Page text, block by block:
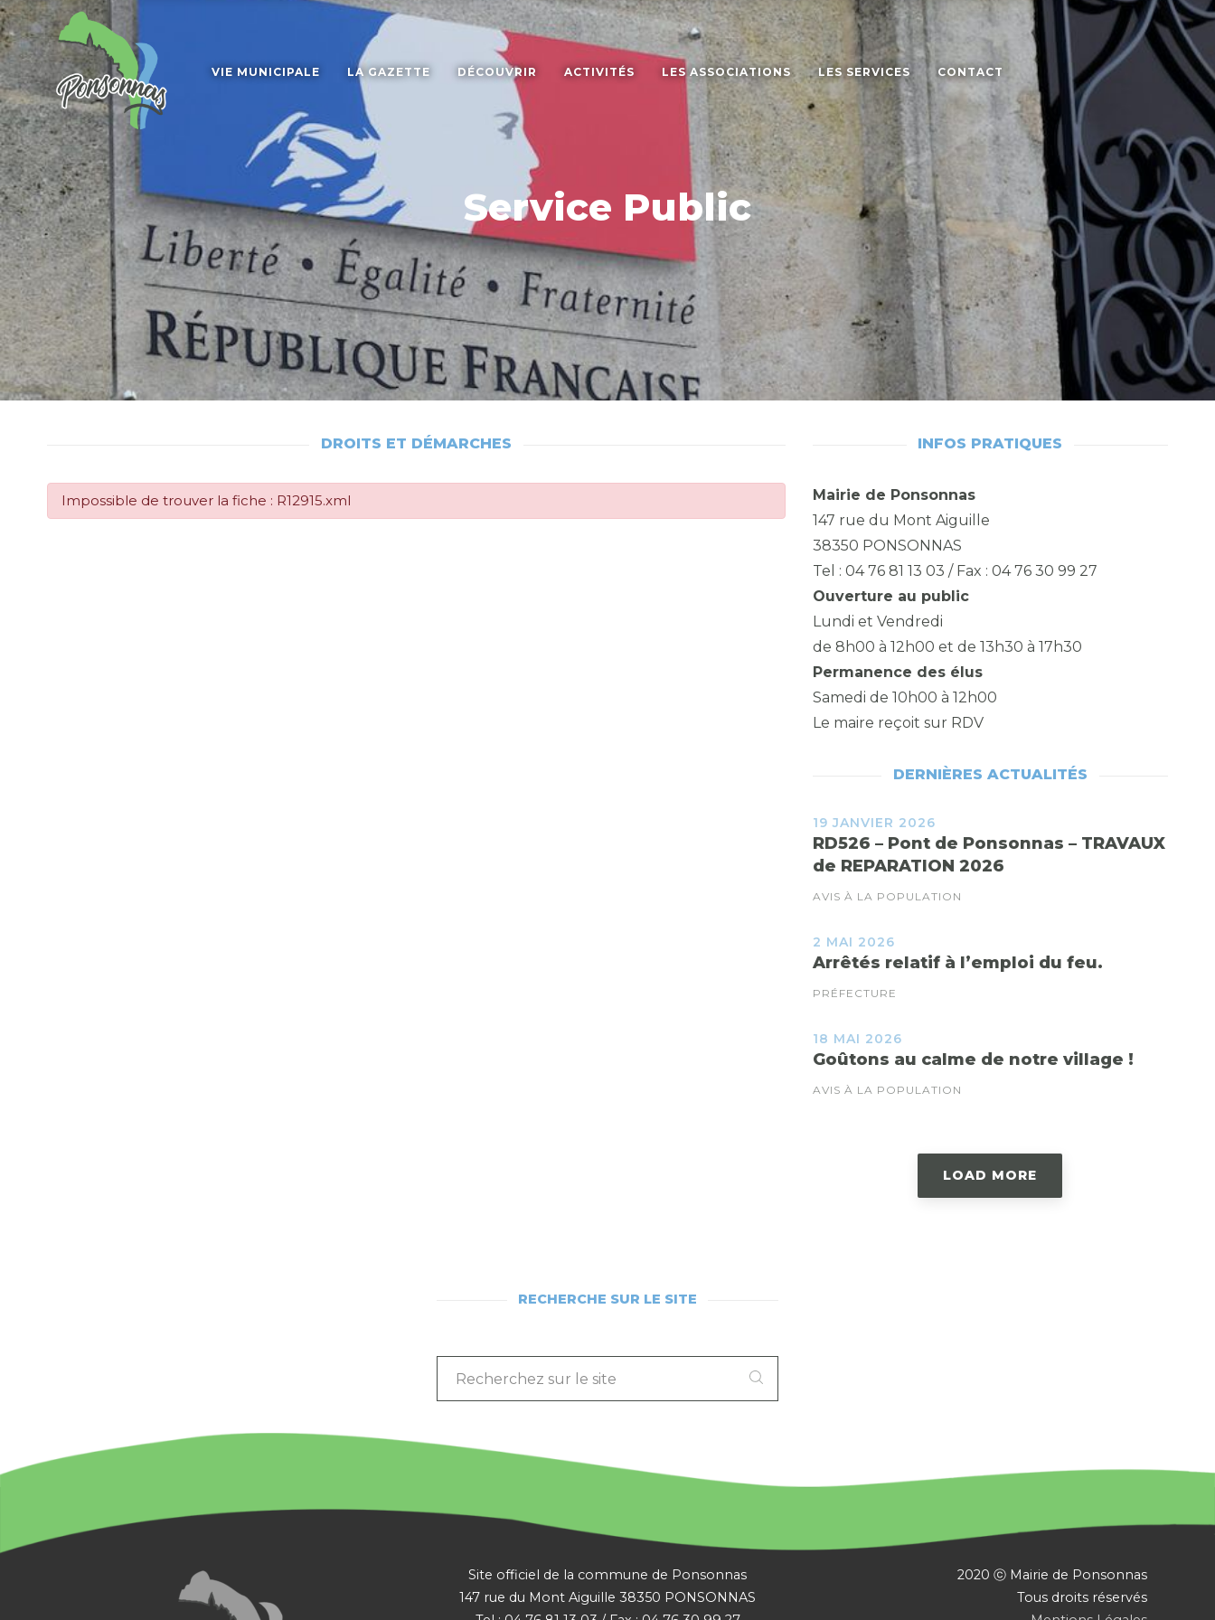
VIE MUNICIPALE LA GAZETTE DÉCOUVRIR ACTIVITÉS LES ASSOCIATIONS LES SERVICES CONTACT
Service Public
DROITS ET DÉMARCHES
Impossible de trouver la fiche : R12915.xml
INFOS PRATIQUES
Mairie de Ponsonnas
147 rue du Mont Aiguille
38350 PONSONNAS
Tel : 04 76 81 13 03 / Fax : 04 76 30 99 27
Ouverture au public
Lundi et Vendredi
de 8h00 à 12h00 et de 13h30 à 17h30
Permanence des élus
Samedi de 10h00 à 12h00
Le maire reçoit sur RDV
DERNIÈRES ACTUALITÉS
19 JANVIER 2026
RD526 – Pont de Ponsonnas – TRAVAUX
de REPARATION 2026
AVIS À LA POPULATION
2 MAI 2026
Arrêtés relatif à l’emploi du feu.
PRÉFECTURE
18 MAI 2026
Goûtons au calme de notre village !
AVIS À LA POPULATION
LOAD MORE
RECHERCHE SUR LE SITE
RECHERCHEZ
SUR
SITE
Site officiel de la commune de Ponsonnas
147 rue du Mont Aiguille 38350 PONSONNAS
2020 ⓒ Mairie de Ponsonnas
Tous droits réservés